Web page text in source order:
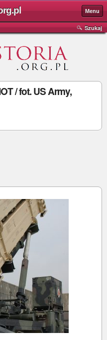
Menu
Szukaj
/ fot. US Army,